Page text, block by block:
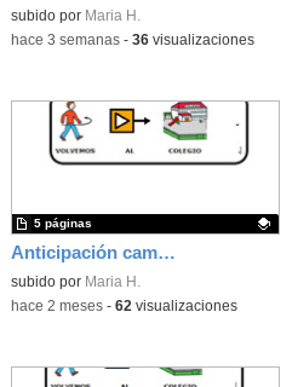
Contenido educativo.
subido por Maria H.
-hace 3 semanas- 36visualizaciones
Anticipación campo de fútbol
Contenido educativo.
subido por Maria H.
5 páginas
-hace 2 meses- 62 visualizaciones